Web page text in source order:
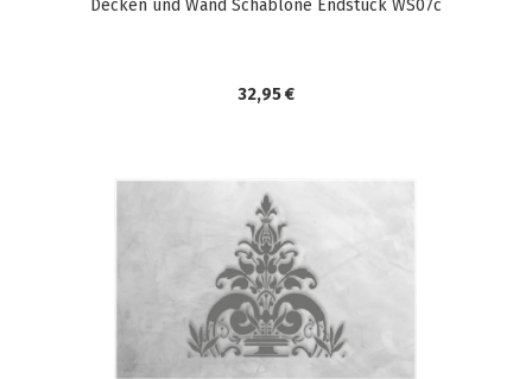
Decken und Wand Schablone Endstück WS07c
32,95 €